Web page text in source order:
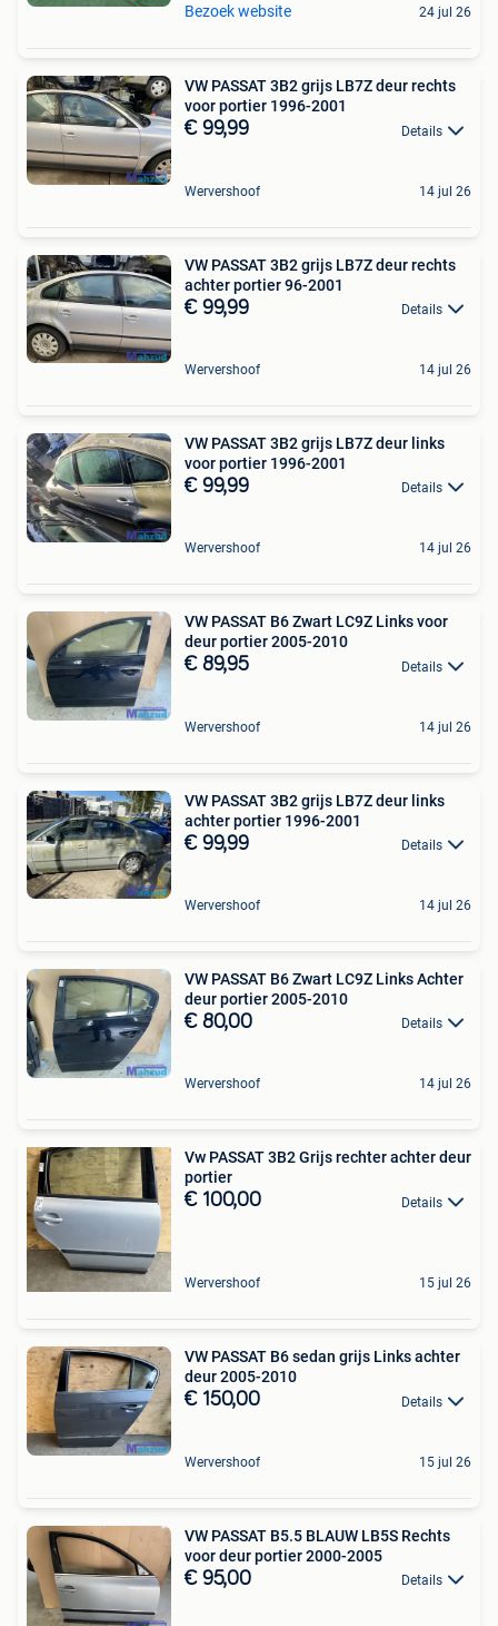
Bezoek website 24 jul 26
VW PASSAT 3B2 grijs LB7Z deur rechts
voor portier 1996-2001
€ 99,99 Details
Wervershoof 14 jul 26
VW PASSAT 3B2 grijs LB7Z deur rechts
achter portier 96-2001
€ 99,99 Details
Wervershoof 14 jul 26
VW PASSAT 3B2 grijs LB7Z deur links
voor portier 1996-2001
€ 99,99 Details
Wervershoof 14 jul 26
VW PASSAT B6 Zwart LC9Z Links voor
deur portier 2005-2010
€ 89,95 Details
Wervershoof 14 jul 26
VW PASSAT 3B2 grijs LB7Z deur links
achter portier 1996-2001
€ 99,99 Details
Wervershoof 14 jul 26
VW PASSAT B6 Zwart LC9Z Links Achter
deur portier 2005-2010
€ 80,00 Details
Wervershoof 14 jul 26
Vw PASSAT 3B2 Grijs rechter achter deur
portier
€ 100,00 Details
Wervershoof 15 jul 26
VW PASSAT B6 sedan grijs Links achter
deur 2005-2010
€ 150,00 Details
Wervershoof 15 jul 26
VW PASSAT B5.5 BLAUW LB5S Rechts
voor deur portier 2000-2005
€ 95,00 Details